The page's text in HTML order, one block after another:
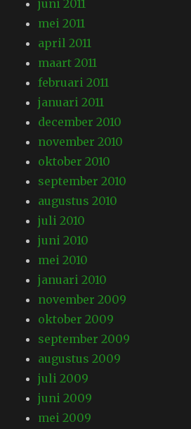
juni 2011
mei 2011
april 2011
maart 2011
februari 2011
januari 2011
december 2010
november 2010
oktober 2010
september 2010
augustus 2010
juli 2010
juni 2010
mei 2010
januari 2010
november 2009
oktober 2009
september 2009
augustus 2009
juli 2009
juni 2009
mei 2009